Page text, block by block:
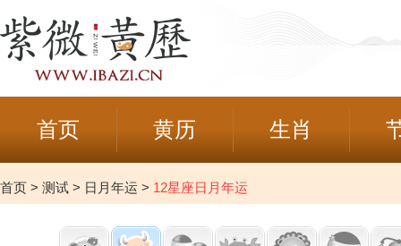
首页 黄历 生肖
首页 > 测试 > 日月年运 > 12星座日月年运